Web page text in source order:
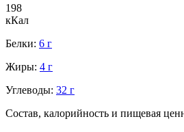
198
кКал
Белки: 6 г
Жиры: 4 г
Углеводы: 32 г
Состав, калорийность и пищевая